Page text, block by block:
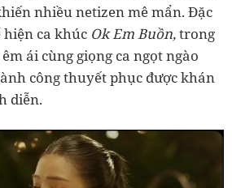
nhiều netizen mê mẩn. Đặc
ca khúc Ok Em Buồn,trong
ái cùng giọng ca ngọt ngào
công thuyết phục được khán
diễn.